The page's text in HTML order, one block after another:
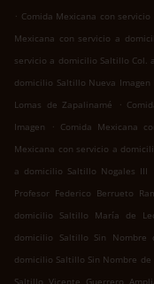
. Comida Mexicana con
Mexicana con servicio a
servicio a domicilio Saltillo Col.
domicilio Saltillo Nueva Imagen
Lomas de Zapalinamé
.
Imagen
. Comida Mexicana
Mexicana con servicio a
a domicilio Saltillo Nogales III
Profesor Federico Berrueto
domicilio Saltillo María de
domicilio Saltillo Sin Nombre
domicilio Saltillo Sin Nombre de